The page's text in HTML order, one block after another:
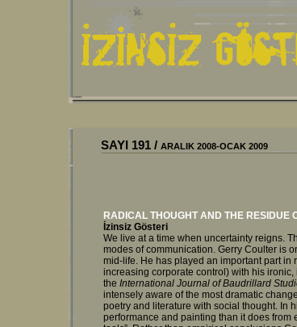
SAYI 191 / ARALIK 2008-OCAK 2009
RADICAL THOUGHT AND THE RESIDUE
İzinsiz Gösteri
We live at a time when uncertainty reigns.
modes of communication. Gerry Coulter is
mid-life. He has played an important part in
increasing corporate control) with his
the International Journal of Baudrillard
intensely aware of the most dramatic
poetry and literature with social thought. In
performance and painting than it does